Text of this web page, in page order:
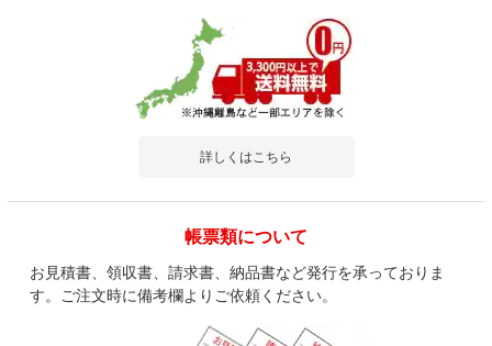
詳しくはこちら
帳票類について
お見積書、領収書、請求書、納品書など発行を承っておりま
す。ご注文時に備考欄よりご依頼ください。